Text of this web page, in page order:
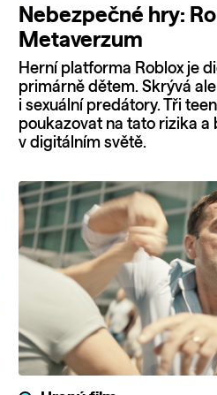
Nebezpečné hry:
Metaverzum
Herní platforma Roblox je
primárně dětem. Skrývá
i sexuální predátory. Tři
poukazovat na tato rizika a
v digitálním světě.